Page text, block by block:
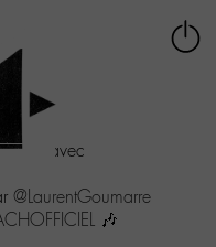
avec
@LaurentGoumarre
🎶